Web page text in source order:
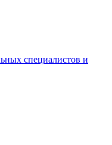
специалистов и